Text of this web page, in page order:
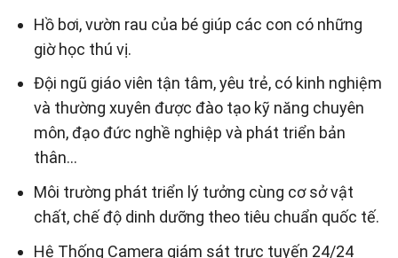
Hồ bơi, vườn rau của bé giúp các con có những
giờ học thú vị.
Đội ngũ giáo viên tận tâm, yêu trẻ, có kinh nghiệm
và thường xuyên được đào tạo kỹ năng chuyên
môn, đạo đức nghề nghiệp và phát triển bản
thân…
Môi trường phát triển lý tưởng cùng cơ sở vật
chất, chế độ dinh dưỡng theo tiêu chuẩn quốc tế.
Hệ Thống Camera giám sát trực tuyến 24/24